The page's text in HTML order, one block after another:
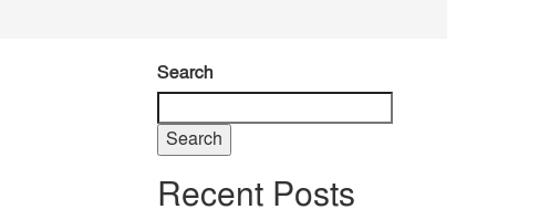
Search
Search
Recent Posts